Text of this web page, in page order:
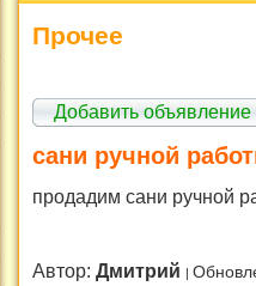
Прочее
Добавить объявление
сани ручной
продадим сани ручной
Автор: Дмитрий